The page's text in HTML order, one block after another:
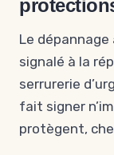
Le
signalé à la
serrurerie
fait signer
protègent,